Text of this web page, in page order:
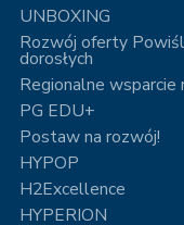
UNBOXING
Rozwój oferty
dorosłych
Regionalne
PG EDU+
Postaw na rozwój!
HYPOP
H2Excellence
HYPERION